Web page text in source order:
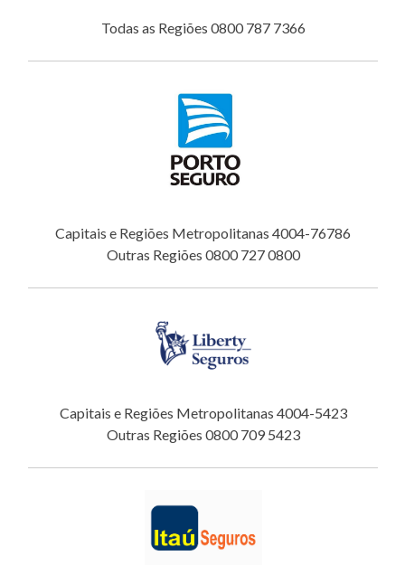
Todas as Regiões 0800 787 7366
Capitais e Regiões Metropolitanas 4004-76786
Outras Regiões 0800 727 0800
Capitais e Regiões Metropolitanas 4004-5423
Outras Regiões 0800 709 5423